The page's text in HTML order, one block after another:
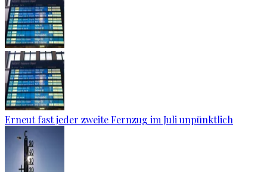
Erneut fast jeder zweite Fernzug im Juli unpünktlich